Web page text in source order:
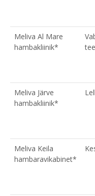
Meliva Al Mare
hambakliinik*
Meliva Järve
hambakliinik*
Meliva Keila
hambaravikabinet*